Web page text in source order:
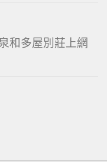
和多屋別莊上網